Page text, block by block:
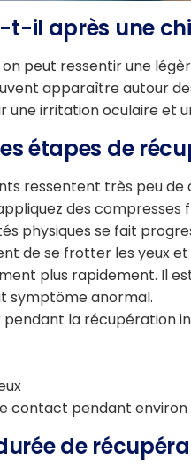
t-il après une
peut ressentir une
apparaître autour
une irritation oculaire et
étapes de
ressentent très peu
des compresses
physiques se fait
de se frotter les yeux
plus rapidement. Il
symptôme anormal.
pendant la récupération
contact pendant
de